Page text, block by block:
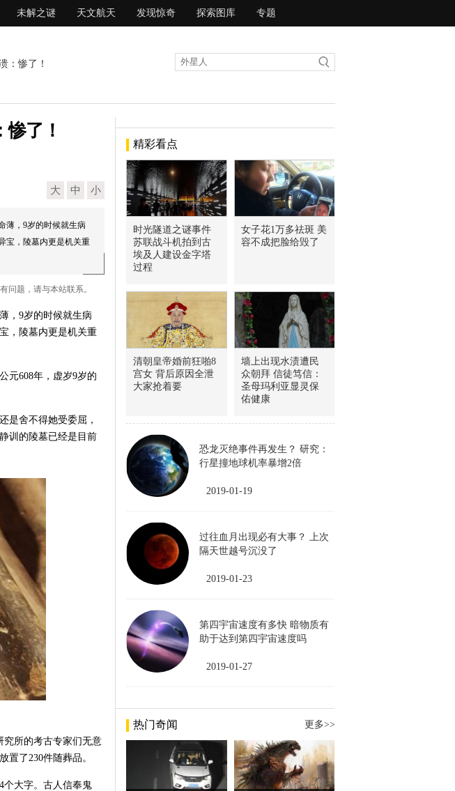
未解之谜 天文航天 发现惊奇 探索图库 专题
：惨了！
了！
大 中 小
薄，9岁的时候就生病
宝，陵墓内更是机关重
问题，请与本站联系。
，9岁的时候就生病
，陵墓内更是机关重
元608年，虚岁9岁的
是舍不得她受委屈，
训的陵墓已经是目前
究所的考古专家们无意
了230件随葬品。
个大字。古人信奉鬼
精彩看点
时光隧道之谜事件
苏联战斗机拍到古
埃及人建设金字塔
过程
女子花1万多祛斑 美
容不成把脸给毁了
清朝皇帝婚前狂啪8
宫女 背后原因全泄
大家抢着要
墙上出现水渍遭民
众朝拜 信徒笃信：
圣母玛利亚显灵保
佑健康
恐龙灭绝事件再发生？ 研究：
行星撞地球机率暴增2倍
2019-01-19
过往血月出现必有大事？ 上次
隔天世越号沉没了
2019-01-23
第四宇宙速度有多快 暗物质有
助于达到第四宇宙速度吗
2019-01-27
热门奇闻 更多>>